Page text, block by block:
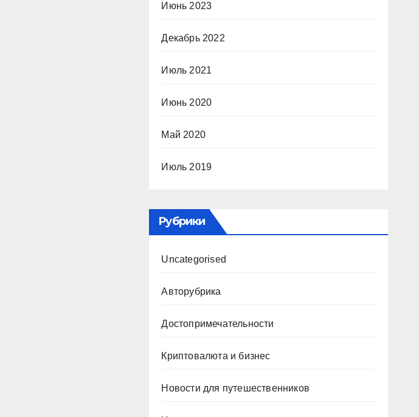
Июнь 2023
Декабрь 2022
Июль 2021
Июнь 2020
Май 2020
Июль 2019
Рубрики
Uncategorised
Авторубрика
Достопримечательности
Криптовалюта и бизнес
Новости для путешественников